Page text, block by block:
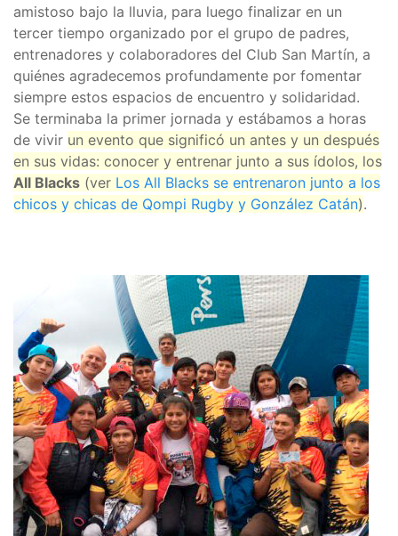
amistoso bajo la lluvia, para luego finalizar en un
tercer tiempo organizado por el grupo de padres,
entrenadores y colaboradores del Club San Martín, a
quiénes agradecemos profundamente por fomentar
siempre estos espacios de encuentro y solidaridad.
Se terminaba la primer jornada y estábamos a horas
de vivir un evento que significó un antes y un después
en sus vidas: conocer y entrenar junto a sus ídolos, los
All Blacks (ver Los All Blacks se entrenaron junto a los
chicos y chicas de Qompi Rugby y González Catán).